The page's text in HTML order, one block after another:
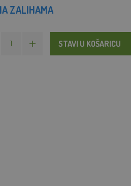
ZALIHAMA
STAVI U KOŠARICU